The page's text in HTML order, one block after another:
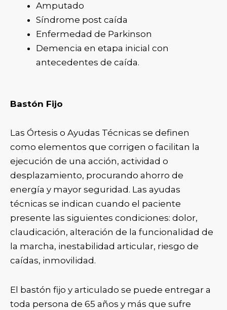
Amputado
Síndrome post caída
Enfermedad de Parkinson
Demencia en etapa inicial con
antecedentes de caída.
Bastón Fijo
Las Órtesis o Ayudas Técnicas se definen
como elementos que corrigen o facilitan la
ejecución de una acción, actividad o
desplazamiento, procurando ahorro de
energía y mayor seguridad. Las ayudas
técnicas se indican cuando el paciente
presente las siguientes condiciones: dolor,
claudicación, alteración de la funcionalidad de
la marcha, inestabilidad articular, riesgo de
caídas, inmovilidad.
El bastón fijo y articulado se puede entregar a
toda persona de 65 años y más que sufre